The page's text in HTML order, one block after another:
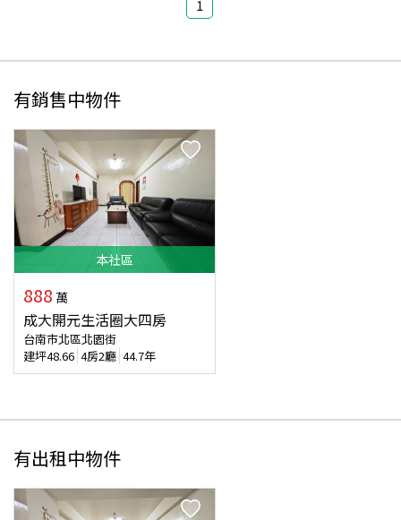
1
有銷售中物件
本社區
888 萬
成大開元生活圈大四房
台南市北區北園街
建坪48.66 4房2廳 44.7年
有出租中物件